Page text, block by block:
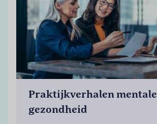
Praktijkverhalen mentale
gezondheid